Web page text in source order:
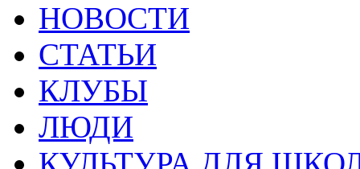
НОВОСТИ
СТАТЬИ
КЛУБЫ
ЛЮДИ